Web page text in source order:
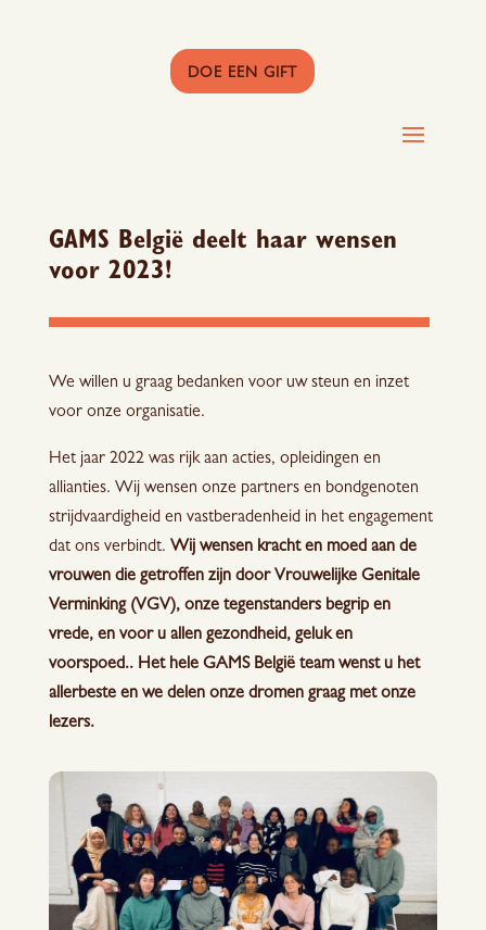
DOE EEN GIFT
GAMS België deelt haar wensen
voor 2023!
We willen u graag bedanken voor uw steun en inzet
voor onze organisatie.
Het jaar 2022 was rijk aan acties, opleidingen en
allianties. Wij wensen onze partners en bondgenoten
strijdvaardigheid en vastberadenheid in het engagement
dat ons verbindt. Wij wensen kracht en moed aan de
vrouwen die getroffen zijn door Vrouwelijke Genitale
Verminking (VGV), onze tegenstanders begrip en
vrede, en voor u allen gezondheid, geluk en
voorspoed.. Het hele GAMS België team wenst u het
allerbeste en we delen onze dromen graag met onze
lezers.